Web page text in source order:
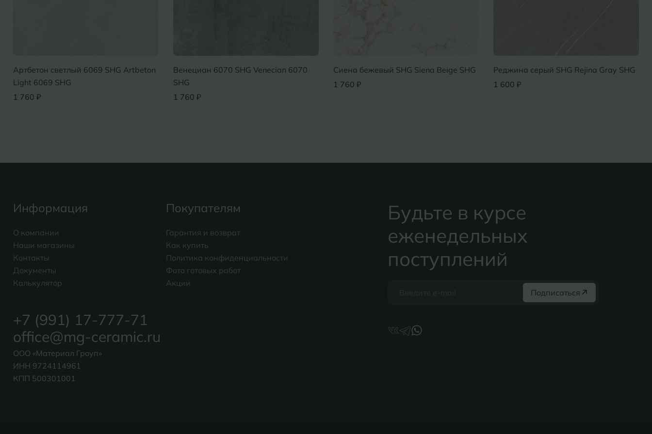
Артбетон светлый 6069 SHG Artbeton
Light 6069 SHG
1 760 ₽
Венециан 6070 SHG Venecian 6070
SHG
1 760 ₽
Сиена бежевый SHG Siena Beige SHG
1 760 ₽
Реджина серый SHG Rejina Gray SHG
1 600 ₽
Информация
О компании
Наши магазины
Контакты
Документы
Калькулятор
Покупателям
Гарантия и возврат
Как купить
Политика конфиденциальности
Фото готовых работ
Акции
+7 (991) 17-777-71
office@mg-ceramic.ru
ООО «Материал Гроуп»
ИНН 9724114961
КПП 500301001
Будьте в курсе
еженедельных
поступлений
Подписаться